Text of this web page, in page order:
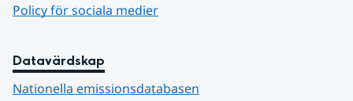
Policy för sociala medier
Datavärdskap
Nationella emissionsdatabasen